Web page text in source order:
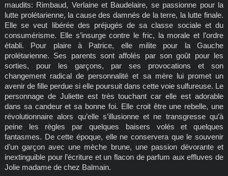
maudits: Rimbaud, Verlaine et Baudelaire, se passionne pour la
lutte prolétarienne, la cause des damnés de la terre, la lutte finale.
Elle se veut libérée des préjugés de sa classe sociale et du
consumérisme. Elle s’insurge contre le fric, la morale et l’ordre
établi. Pour plaire à Patrice, elle milite pour la Gauche
prolétarienne. Ses parents sont affolés par son goût pour les
sorties, pour les garçons, par ses provocations et son
changement radical de personnalité et sa mère lui promet un
avenir de fille perdue si elle poursuit dans cette voie sulfureuse. Le
personnage de Juliette est très touchant car elle est adorable
dans sa candeur et sa bonne foi. Elle croit être une rebelle, une
révolutionnaire alors qu’elle s’illusionne et ne transgresse qu’à
peine les règles par quelques baisers volés et quelques
fantasmes. De cette époque, elle ne conservera que le souvenir
d’un garçon avec une mèche brune, une passion dévorante et
inextinguible pour l’écriture et un flacon de parfum aux effluves de
Jolie madame de chez Balmain.